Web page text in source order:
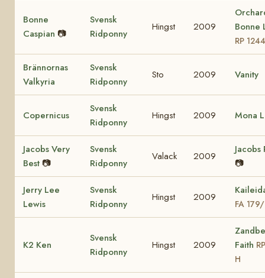
Bonne
Caspian 📷
Svensk
Ridponny
Hingst 2009
Bonne
RP
Brännornas
Valkyria
Svensk
Ridponny
Sto 2009 Vanity
Copernicus
Svensk
Ridponny
Hingst 2009 Mona
Jacobs Very
Best 📷
Svensk
Ridponny
Valack 2009
Jacobs
📷
Jerry Lee
Lewis
Svensk
Ridponny
Hingst 2009
FA
K2 Ken
Svensk
Ridponny
Hingst 2009
Faith
H